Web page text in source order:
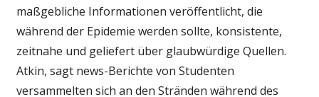
maßgebliche Informationen veröffentlicht, die
während der Epidemie werden sollte, konsistente,
zeitnahe und geliefert über glaubwürdige Quellen.
Atkin, sagt news-Berichte von Studenten
versammelten sich an den Stränden während des